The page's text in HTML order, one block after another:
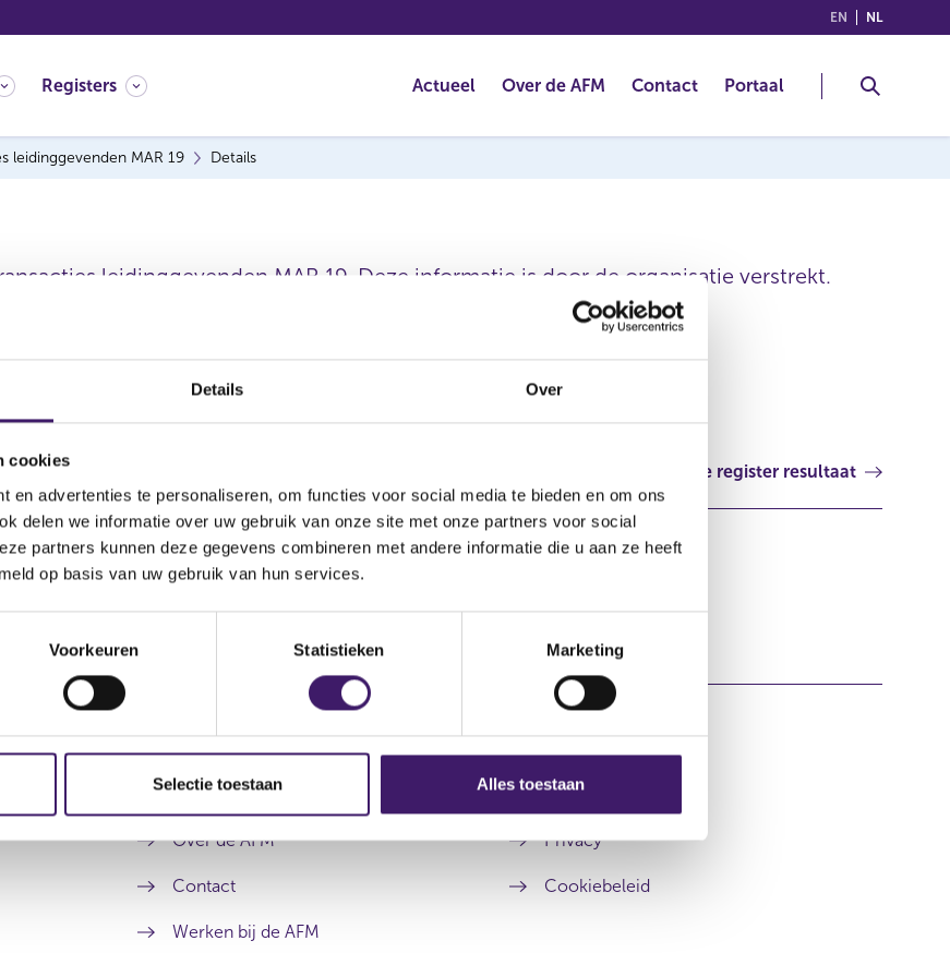
Details Over
cookies
en advertenties te personaliseren, om functies voor social media te bieden en om ons
delen we informatie over uw gebruik van onze site met onze partners voor social
partners kunnen deze gegevens combineren met andere informatie die u aan ze heeft
op basis van uw gebruik van hun services.
Voorkeuren Statistieken Marketing
Selectie toestaan Alles toestaan
EN (ENGLISH)
NL
Registers Actueel Over de AFM Contact Portaal
leidinggevenden MAR 19 Details
leidinggevenden MAR 19. Deze informatie is door de organisatie verstrekt.
Volgende register resultaat
Archief
Over de AFM
Contact
Werken bij de AFM
Over deze website
Privacy
Cookiebeleid